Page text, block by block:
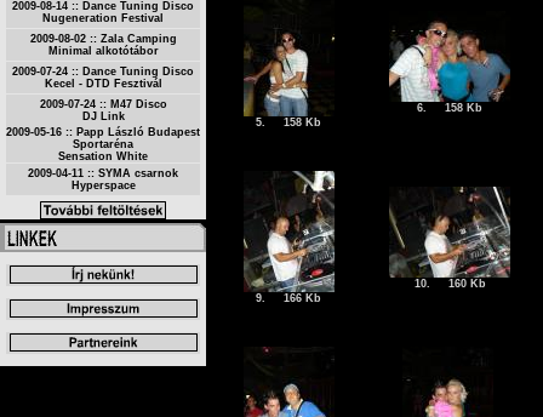
2009-08-14 :: Dance Tuning Disco
Nugeneration Festival
2009-08-02 :: Zala Camping
Minimal alkotótábor
2009-07-24 :: Dance Tuning Disco
Kecel - DTD Fesztivál
2009-07-24 :: M47 Disco
DJ Link
2009-05-16 :: Papp László Budapest
Sportaréna
Sensation White
2009-04-11 :: SYMA csarnok
Hyperspace
5. 158 Kb
6. 158 Kb
9. 166 Kb
10. 160 Kb